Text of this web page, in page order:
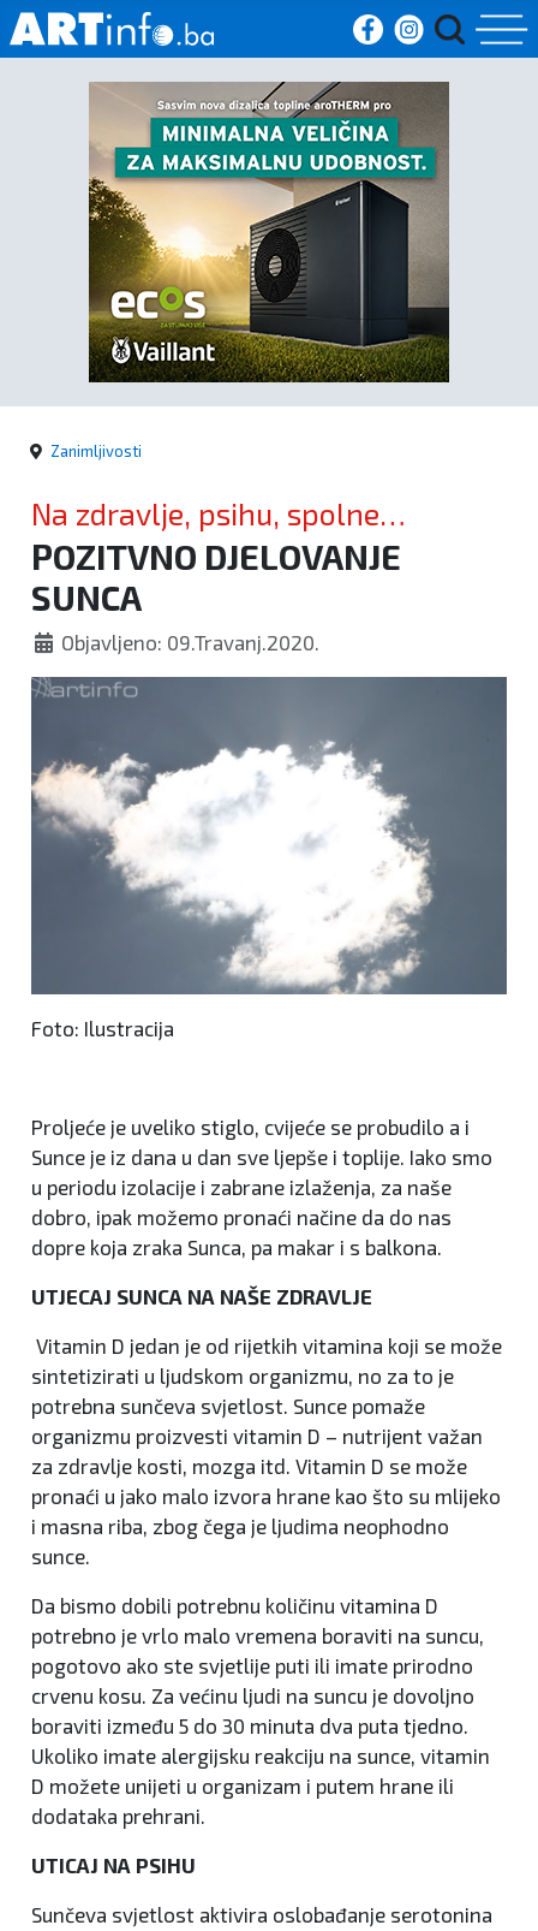
Početna
Vijesti
Sport
Kultura
Crna
kronika
Politika
Zanimljivosti
Zanimljivosti
Na zdravlje, psihu, spolne
funkcije...
POZITVNO DJELOVANJE
SUNCA
Objavljeno: 09.Travanj.2020.
Foto: Ilustracija
Proljeće je uveliko stiglo, cvijeće se probudilo a i
Sunce je iz dana u dan sve ljepše i toplije. Iako smo
u periodu izolacije i zabrane izlaženja, za naše
dobro, ipak možemo pronaći načine da do nas
dopre koja zraka Sunca, pa makar i s balkona.
UTJECAJ SUNCA NA NAŠE ZDRAVLJE
Vitamin D jedan je od rijetkih vitamina koji se može
sintetizirati u ljudskom organizmu, no za to je
potrebna sunčeva svjetlost. Sunce pomaže
organizmu proizvesti vitamin D – nutrijent važan
za zdravlje kosti, mozga itd. Vitamin D se može
pronaći u jako malo izvora hrane kao što su mlijeko
i masna riba, zbog čega je ljudima neophodno
sunce.
Da bismo dobili potrebnu količinu vitamina D
potrebno je vrlo malo vremena boraviti na suncu,
pogotovo ako ste svjetlije puti ili imate prirodno
crvenu kosu. Za većinu ljudi na suncu je dovoljno
boraviti između 5 do 30 minuta dva puta tjedno.
Ukoliko imate alergijsku reakciju na sunce, vitamin
D možete unijeti u organizam i putem hrane ili
dodataka prehrani.
UTICAJ NA PSIHU
Sunčeva svjetlost aktivira oslobađanje serotonina